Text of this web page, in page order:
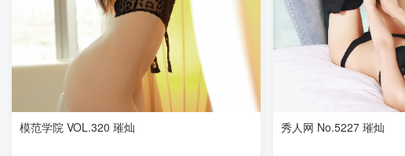
模范学院 VOL.320 璀灿 秀人网 No.5227 璀灿